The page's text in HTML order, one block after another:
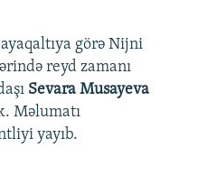
görə Nijni
reyd zamanı
Sevara Musayeva
Məlumatı
yayıb.